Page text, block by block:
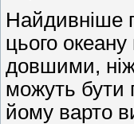
Найдивніше
цього
довшими,
можуть бути
йому варто